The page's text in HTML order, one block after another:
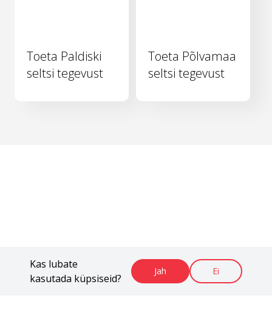
Kas lubate
kasutada küpsiseid?
Jah Ei
Toeta Paldiski
seltsi tegevust
Toeta Põlvamaa
seltsi tegevust